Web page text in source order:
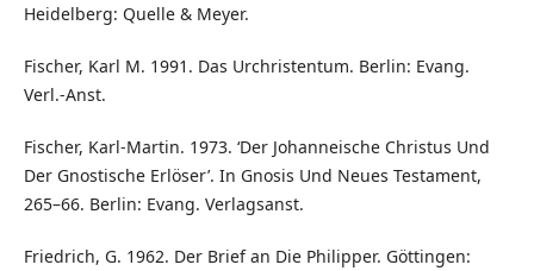
Heidelberg: Quelle & Meyer.
Fischer, Karl M. 1991. Das Urchristentum. Berlin: Evang.
Verl.-Anst.
Fischer, Karl-Martin. 1973. ‘Der Johanneische Christus Und
Der Gnostische Erlöser’. In Gnosis Und Neues Testament,
265–66. Berlin: Evang. Verlagsanst.
Friedrich, G. 1962. Der Brief an Die Philipper. Göttingen: